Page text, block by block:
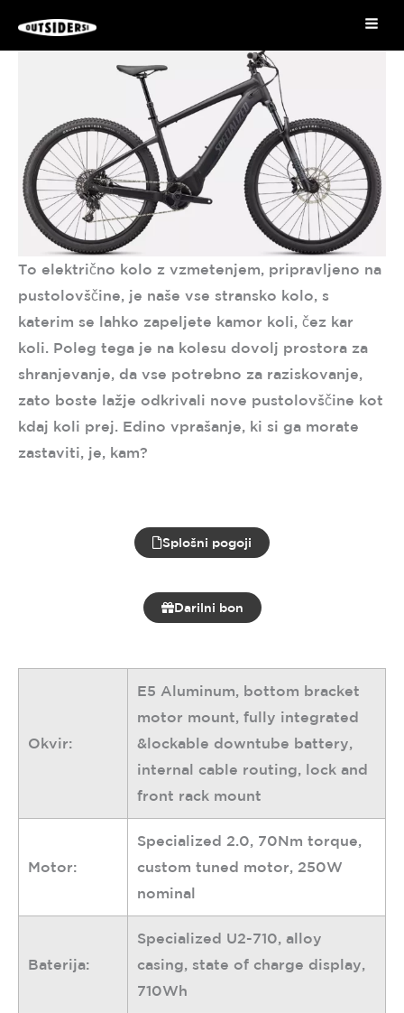
Izposoja E-koles
To električno kolo z vzmetenjem, pripravljeno na
pustolovščine, je naše vse stransko kolo, s
katerim se lahko zapeljete kamor koli, čez kar
koli. Poleg tega je na kolesu dovolj prostora za
shranjevanje, da vse potrebno za raziskovanje,
zato boste lažje odkrivali nove pustolovščine kot
kdaj koli prej. Edino vprašanje, ki si ga morate
zastaviti, je, kam?
Splošni pogoji
Darilni bon
Okvir:
E5 Aluminum, bottom bracket
motor mount, fully integrated
&lockable downtube battery,
internal cable routing, lock and
front rack mount
Motor:
Specialized 2.0, 70Nm torque,
custom tuned motor, 250W
nominal
Baterija:
Specialized U2-710, alloy
casing, state of charge display,
710Wh